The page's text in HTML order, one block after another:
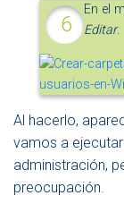
En el
Editar.
Al hacerlo,
vamos a
administración,
preocupación.